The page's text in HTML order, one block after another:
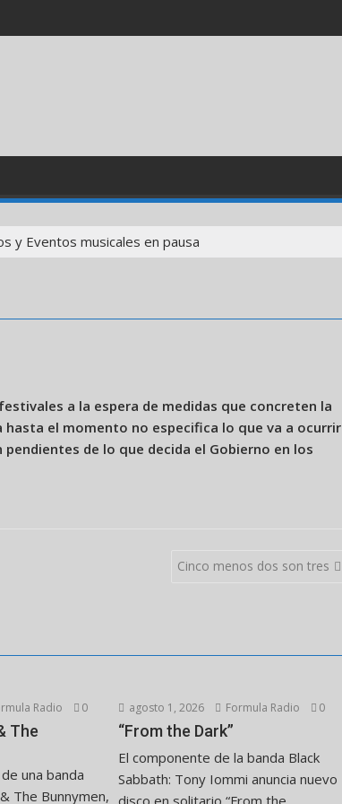
y Eventos musicales en pausa
a la espera de medidas que concreten la
hasta el momento no especifica lo que va a ocurrir
de lo que decida el Gobierno en los
Cinco menos dos son tres
Radio 0
The
una banda
The Bunnymen,
agosto 1, 2026 Formula Radio 0
“From the Dark”
El componente de la banda Black
Sabbath: Tony Iommi anuncia nuevo
disco en solitario “From the...